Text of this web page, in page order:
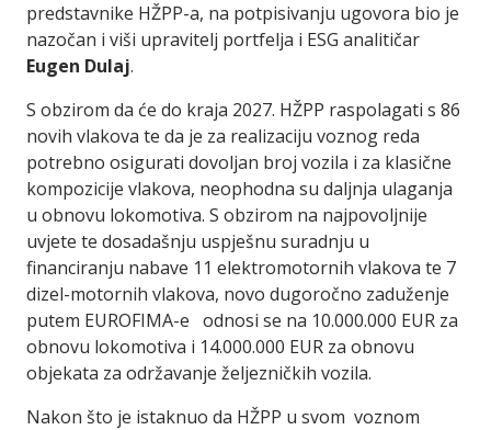
predstavnike HŽPP-a, na potpisivanju ugovora bio je
nazočan i viši upravitelj portfelja i ESG analitičar
Eugen Dulaj.
S obzirom da će do kraja 2027. HŽPP raspolagati s 86
novih vlakova te da je za realizaciju voznog reda
potrebno osigurati dovoljan broj vozila i za klasične
kompozicije vlakova, neophodna su daljnja ulaganja
u obnovu lokomotiva. S obzirom na najpovoljnije
uvjete te dosadašnju uspješnu suradnju u
financiranju nabave 11 elektromotornih vlakova te 7
dizel-motornih vlakova, novo dugoročno zaduženje
putem EUROFIMA-e odnosi se na 10.000.000 EUR za
obnovu lokomotiva i 14.000.000 EUR za obnovu
objekata za održavanje željezničkih vozila.
Nakon što je istaknuo da HŽPP u svom voznom